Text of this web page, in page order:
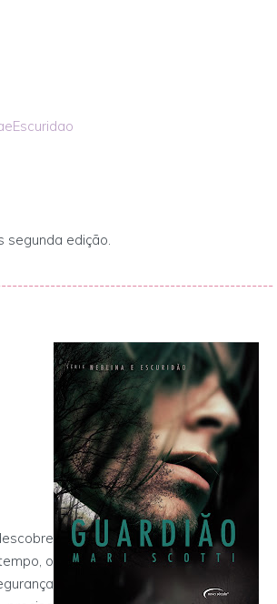
segunda edição.
o